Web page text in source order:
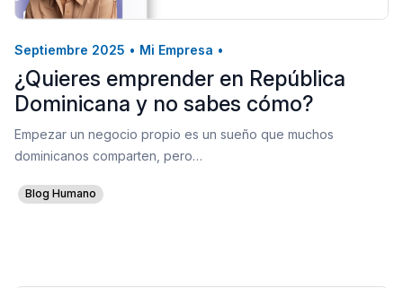
Septiembre 2025 • Mi Empresa •
¿Quieres emprender en República
Dominicana y no sabes cómo?
Empezar un negocio propio es un sueño que muchos
dominicanos comparten, pero…
Blog Humano